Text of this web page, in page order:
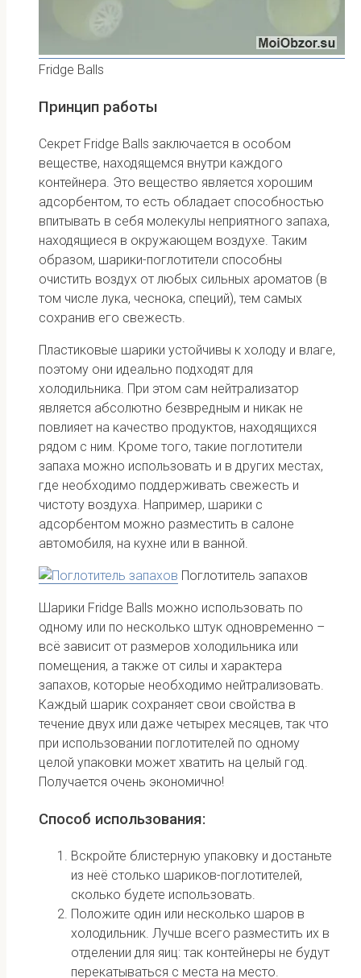
Fridge Balls
Принцип работы
Секрет Fridge Balls заключается в особом
веществе, находящемся внутри каждого
контейнера. Это вещество является хорошим
адсорбентом, то есть обладает способностью
впитывать в себя молекулы неприятного запаха,
находящиеся в окружающем воздухе. Таким
образом, шарики-поглотители способны
очистить воздух от любых сильных ароматов (в
том числе лука, чеснока, специй), тем самых
сохранив его свежесть.
Пластиковые шарики устойчивы к холоду и влаге,
поэтому они идеально подходят для
холодильника. При этом сам нейтрализатор
является абсолютно безвредным и никак не
повлияет на качество продуктов, находящихся
рядом с ним. Кроме того, такие поглотители
запаха можно использовать и в других местах,
где необходимо поддерживать свежесть и
чистоту воздуха. Например, шарики с
адсорбентом можно разместить в салоне
автомобиля, на кухне или в ванной.
Поглотитель запахов
Шарики Fridge Balls можно использовать по
одному или по несколько штук одновременно –
всё зависит от размеров холодильника или
помещения, а также от силы и характера
запахов, которые необходимо нейтрализовать.
Каждый шарик сохраняет свои свойства в
течение двух или даже четырех месяцев, так что
при использовании поглотителей по одному
целой упаковки может хватить на целый год.
Получается очень экономично!
Способ использования:
Вскройте блистерную упаковку и достаньте
из неё столько шариков-поглотителей,
сколько будете использовать.
Положите один или несколько шаров в
холодильник. Лучше всего разместить их в
отделении для яиц: так контейнеры не будут
перекатываться с места на место.